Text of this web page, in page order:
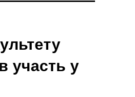
участь у